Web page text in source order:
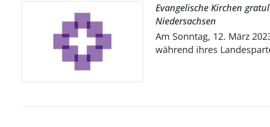
Evangelische Kirchen
Niedersachsen
Am Sonntag, 12. März
während ihres